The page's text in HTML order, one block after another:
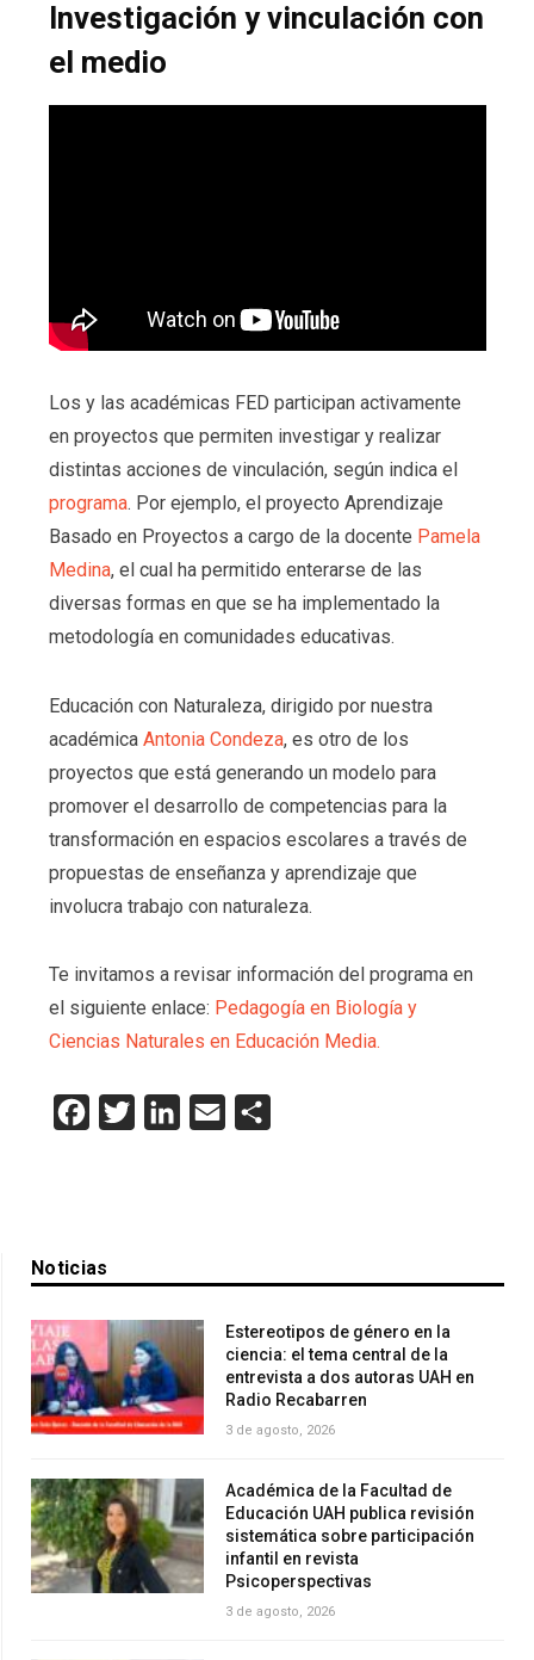
Investigación y vinculación con
el medio
Los y las académicas FED participan activamente
en proyectos que permiten investigar y realizar
distintas acciones de vinculación, según indica el
programa. Por ejemplo, el proyecto Aprendizaje
Basado en Proyectos a cargo de la docente Pamela
Medina, el cual ha permitido enterarse de las
diversas formas en que se ha implementado la
metodología en comunidades educativas.
Educación con Naturaleza, dirigido por nuestra
académica Antonia Condeza, es otro de los
proyectos que está generando un modelo para
promover el desarrollo de competencias para la
transformación en espacios escolares a través de
propuestas de enseñanza y aprendizaje que
involucra trabajo con naturaleza.
Te invitamos a revisar información del programa en
el siguiente enlace: Pedagogía en Biología y
Ciencias Naturales en Educación Media.
Facebook
Twitter LinkedInEmail
Noticias
Estereotipos de género en la
ciencia: el tema central de la
entrevista a dos autoras UAH en
Radio Recabarren
3 de agosto, 2026
Académica de la Facultad de
Educación UAH publica revisión
sistemática sobre participación
infantil en revista
Psicoperspectivas
3 de agosto, 2026